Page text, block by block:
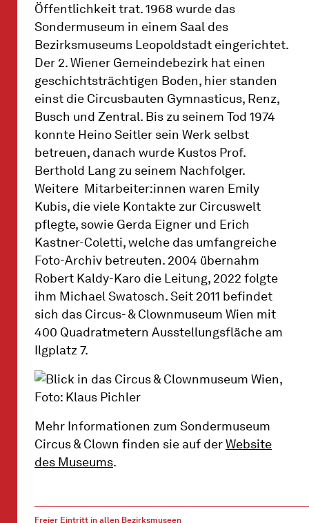
Öffentlichkeit trat. 1968 wurde das
Sondermuseum in einem Saal des
Bezirksmuseums Leopoldstadt eingerichtet.
Der 2. Wiener Gemeindebezirk hat einen
geschichtsträchtigen Boden, hier standen
einst die Circusbauten Gymnasticus, Renz,
Busch und Zentral. Bis zu seinem Tod 1974
konnte Heino Seitler sein Werk selbst
betreuen, danach wurde Kustos Prof.
Berthold Lang zu seinem Nachfolger.
Weitere Mitarbeiter:innen waren Emily
Kubis, die viele Kontakte zur Circuswelt
pflegte, sowie Gerda Eigner und Erich
Kastner-Coletti, welche das umfangreiche
Foto-Archiv betreuten. 2004 übernahm
Robert Kaldy-Karo die Leitung, 2022 folgte
ihm Michael Swatosch. Seit 2011 befindet
sich das Circus- & Clownmuseum Wien mit
400 Quadratmetern Ausstellungsfläche am
Ilgplatz 7.
Mehr Informationen zum Sondermuseum
Circus & Clown finden sie auf derWebsite
des Museums.
Freier Eintritt in allen Bezirksmuseen